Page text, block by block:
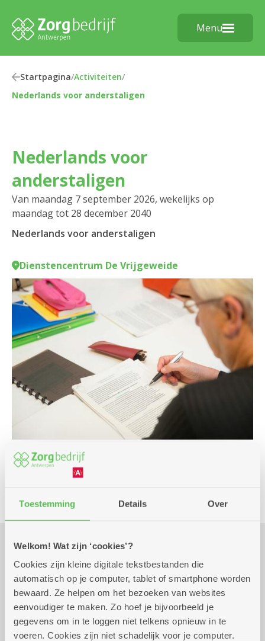
Toestemming Details Over
Welkom! Wat zijn ‘cookies’?
Cookies zijn kleine digitale tekstbestanden die
automatisch op je computer, tablet of smartphone worden
bewaard. Ze helpen om het bezoeken van websites
eenvoudiger te maken. Zo hoef je bijvoorbeeld je
gegevens om in te loggen niet telkens opnieuw in te
voeren. Cookies zijn niet schadelijk voor je computer.
Menu
Startpagina/Activiteiten/
Nederlands voor anderstaligen
Nederlands voor
anderstaligen
Van maandag 7 september 2026, wekelijks op
maandag tot 28 december 2040
Nederlands voor anderstaligen
Dienstencentrum De Vrijgeweide
Cursus en workshop
Praktisch
Van maandag 7 september 2026,
wekelijks op maandag tot 28
december 2040
09.00 uur
tot 11.00
uur